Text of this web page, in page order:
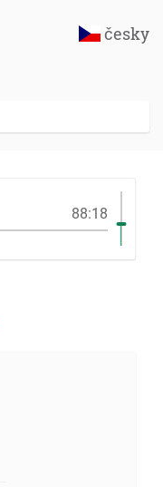
česky
88:18